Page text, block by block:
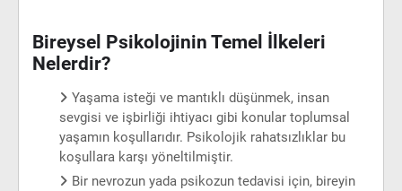
Bireysel Psikolojinin Temel İlkeleri
Nelerdir?
Yaşama isteği ve mantıklı düşünmek, insan
sevgisi ve işbirliği ihtiyacı gibi konular toplumsal
yaşamın koşullarıdır. Psikolojik rahatsızlıklar bu
koşullara karşı yöneltilmiştir.
Bir nevrozun yada psikozun tedavisi için, bireyin